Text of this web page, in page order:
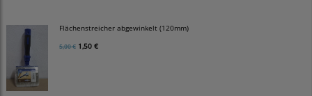
Flächenstreicher abgewinkelt (120mm)
5,00 € 1,50 €